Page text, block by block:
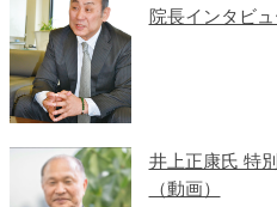
院長インタビ
井上正康氏 特
（動画）